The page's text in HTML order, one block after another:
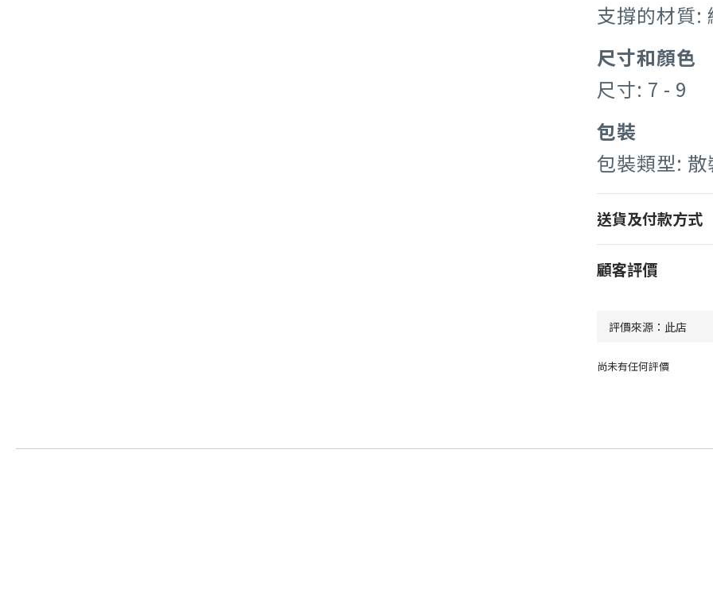
支撐的材質:
尺寸和顏色
尺寸: 7 - 9
包裝
包裝類型: 散
送貨及付款方式
顧客評價
尚未有任何評價